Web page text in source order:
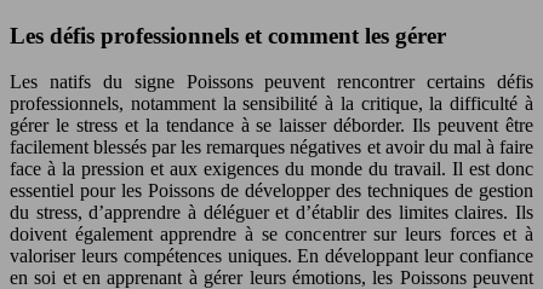
Les défis professionnels et comment les gérer
Les natifs du signe Poissons peuvent rencontrer certains défis
professionnels, notamment la sensibilité à la critique, la difficulté à
gérer le stress et la tendance à se laisser déborder. Ils peuvent être
facilement blessés par les remarques négatives et avoir du mal à faire
face à la pression et aux exigences du monde du travail. Il est donc
essentiel pour les Poissons de développer des techniques de gestion
du stress, d’apprendre à déléguer et d’établir des limites claires. Ils
doivent également apprendre à se concentrer sur leurs forces et à
valoriser leurs compétences uniques. En développant leur confiance
en soi et en apprenant à gérer leurs émotions, les Poissons peuvent